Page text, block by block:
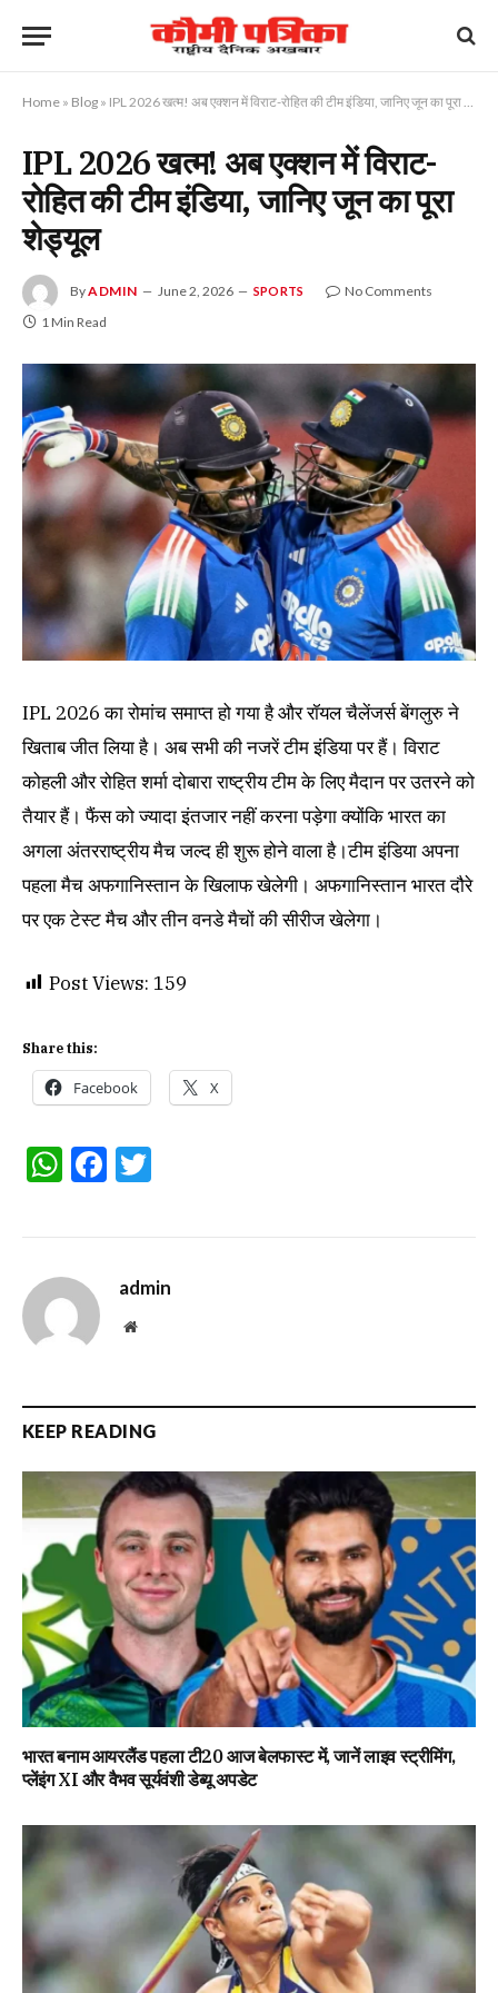
Home » Blog » IPL 2026 खत्म! अब एक्शन में विराट-रोहित की टीम इंडिया, जानिए जून का पूरा शेड्यूल
IPL 2026 खत्म! अब एक्शन में विराट-
रोहित की टीम इंडिया, जानिए जून का पूरा
शेड्यूल
ByADMIN June 2, 2026 SPORTS
No Comments
1 Min Read
IPL 2026 का रोमांच समाप्त हो गया है और रॉयल चैलेंजर्स बेंगलुरु ने
खिताब जीत लिया है। अब सभी की नजरें टीम इंडिया पर हैं। विराट
कोहली और रोहित शर्मा दोबारा राष्ट्रीय टीम के लिए मैदान पर उतरने को
तैयार हैं। फैंस को ज्यादा इंतजार नहीं करना पड़ेगा क्योंकि भारत का
अगला अंतरराष्ट्रीय मैच जल्द ही शुरू होने वाला है।टीम इंडिया अपना
पहला मैच अफगानिस्तान के खिलाफ खेलेगी। अफगानिस्तान भारत दौरे
पर एक टेस्ट मैच और तीन वनडे मैचों की सीरीज खेलेगा।
Post Views: 159
Share this:
Facebook X
WhatsApp
Facebook
admin
Website
KEEP READING
भारत बनाम आयरलैंड पहला टी20 आज बेलफास्ट में, जानें लाइव स्ट्रीमिंग,
प्लेंइंग XI और वैभव सूर्यवंशी डेब्यू अपडेट